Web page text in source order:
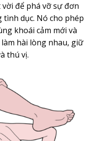
để phá vỡ sự đơn
tình dục. Nó cho phép
khoái cảm mới và
hài lòng nhau, giữ
thú vị.